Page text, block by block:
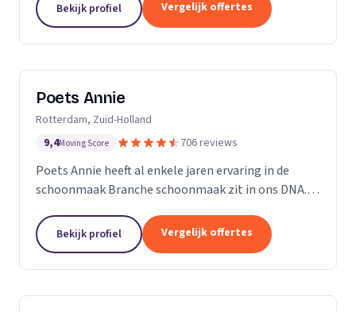
dakgoten...
Bekijk profiel Vergelijk offertes
Poets Annie
Rotterdam, Zuid-Holland
9,4Moving Score 706 reviews
Poets Annie heeft al enkele jaren ervaring in de
schoonmaak Branche schoonmaak zit in ons DNA.
Kantoor panden Scholen Zwembaden Vakantie
parkeren Traphuizen...
Bekijk profiel Vergelijk offertes